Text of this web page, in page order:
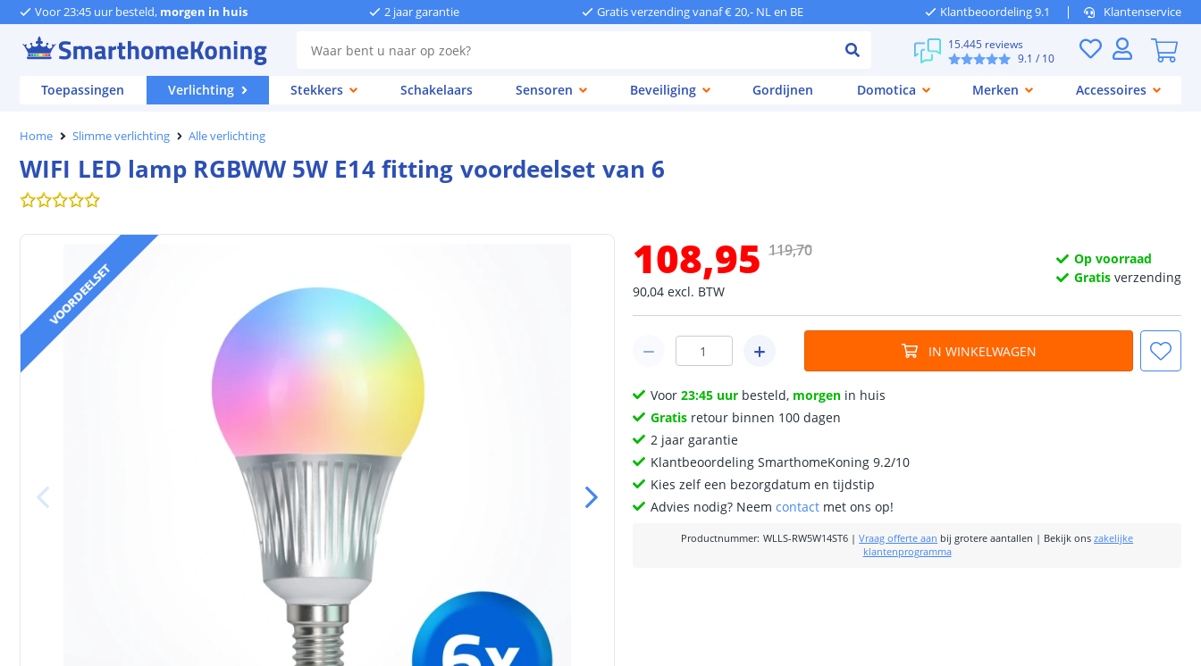
Voor 23:45 uur besteld, morgen in huis 2 jaar garantie Gratis verzending vanaf € 20,- NL en BE Klantbeoordeling 9.1 Klantenservice
15.445 reviews
9.1 / 10
Toepassingen Verlichting Stekkers Schakelaars Sensoren Beveiliging Gordijnen Domotica Merken Accessoires
Home Slimme verlichting Alle verlichting
WIFI LED lamp RGBWW 5W E14 fitting voordeelset van 6
VOORDEELSET
108,95
90,04 excl. BTW
119,70
Op voorraad
Gratis verzending
IN WINKELWAGEN
Voor23:45 uur besteld, morgen in huis
Gratis retour binnen 100 dagen
2 jaar garantie
Klantbeoordeling SmarthomeKoning 9.2/10
Kies zelf een bezorgdatum en tijdstip
Advies nodig? Neemcontact met ons op!
Productnummer: WLLS-RW5W14ST6 |Vraag offerte aan bij grotere aantallen | Bekijk ons zakelijke
klantenprogramma